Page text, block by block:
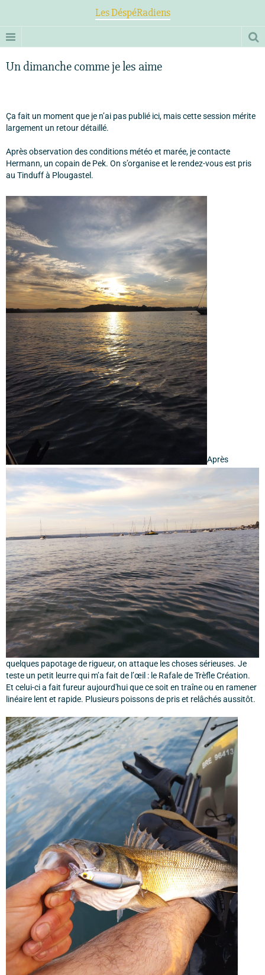
Les DéspéRadiens
Un dimanche comme je les aime
Ça fait un moment que je n’ai pas publié ici, mais cette session mérite
largement un retour détaillé.
Après observation des conditions météo et marée, je contacte
Hermann, un copain de Pek. On s’organise et le rendez-vous est pris
au Tinduff à Plougastel.
Après
quelques papotage de rigueur, on attaque les choses sérieuses. Je
teste un petit leurre qui m’a fait de l’œil : le Rafale de Trèfle Création.
Et celui-ci a fait fureur aujourd'hui que ce soit en traîne ou en ramener
linéaire lent et rapide. Plusieurs poissons de pris et relâchés aussitôt.